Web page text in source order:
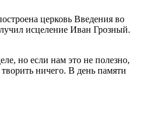
церковь Введения во
исцеление Иван Грозный.
но если нам это не полезно,
ничего. В день памяти